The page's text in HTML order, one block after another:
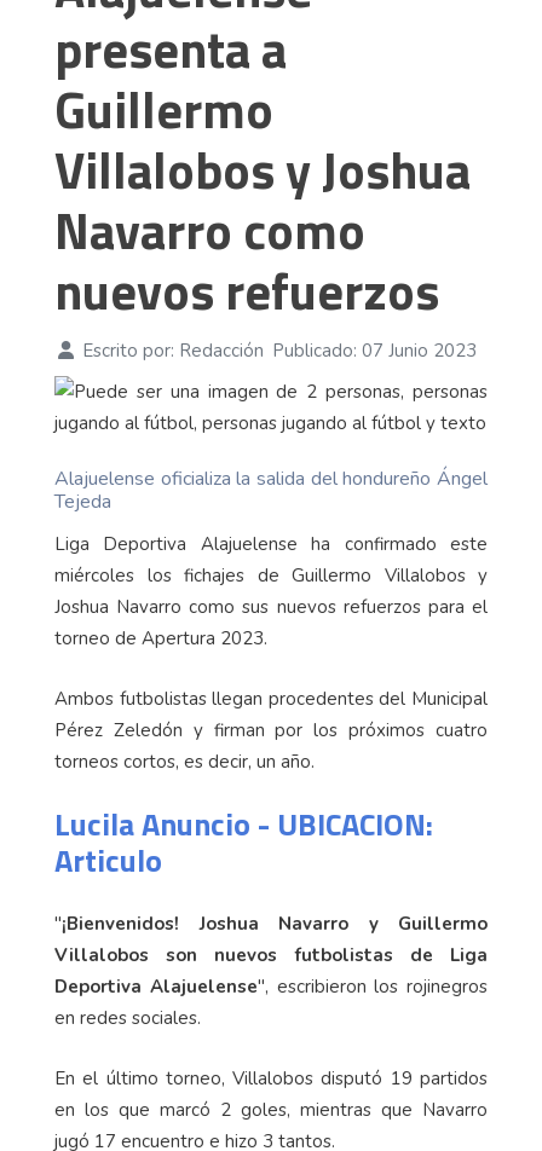
presenta a
Guillermo
Villalobos y Joshua
Navarro como
nuevos refuerzos
Escrito por: Redacción Publicado: 07 Junio 2023
Alajuelense oficializa la salida del hondureño Ángel
Tejeda
Liga Deportiva Alajuelense ha confirmado este
miércoles los fichajes de Guillermo Villalobos y
Joshua Navarro como sus nuevos refuerzos para el
torneo de Apertura 2023.
Ambos futbolistas llegan procedentes del Municipal
Pérez Zeledón y firman por los próximos cuatro
torneos cortos, es decir, un año.
Lucila Anuncio - UBICACION:
Articulo
"¡Bienvenidos! Joshua Navarro y Guillermo
Villalobos son nuevos futbolistas de Liga
Deportiva Alajuelense", escribieron los rojinegros
en redes sociales.
En el último torneo, Villalobos disputó 19 partidos
en los que marcó 2 goles, mientras que Navarro
jugó 17 encuentro e hizo 3 tantos.